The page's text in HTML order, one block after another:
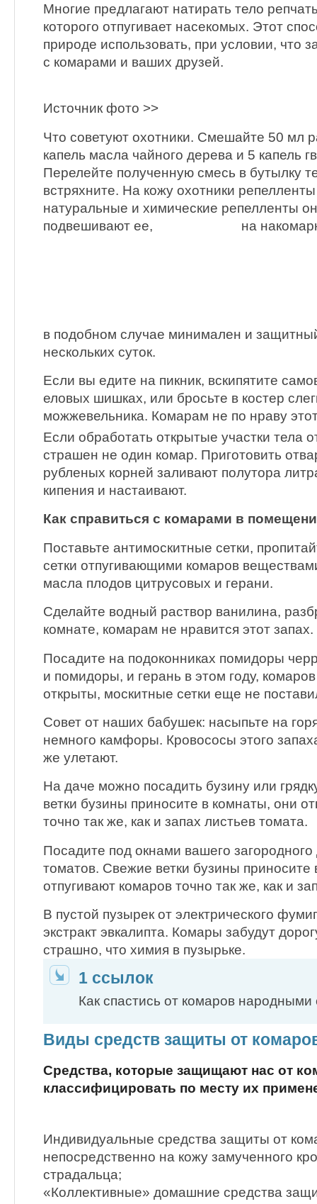
Многие предлагают натирать тело
которого отпугивает насекомых. Этот
природе использовать, при условии, что
с комарами и ваших друзей.
Источник фото >>
Что советуют охотники. Смешайте 50 мл
капель масла чайного дерева и 5 капель
Перелейте полученную смесь в бутылку
встряхните. На кожу охотники
натуральные и химические репелленты
подвешивают ее,
на
в подобном случае минимален и
нескольких суток.
Если вы едите на пикник, вскипятите
еловых шишках, или бросьте в костер
можжевельника. Комарам не по нраву
Если обработать открытые участки тела
страшен не один комар. Приготовить
рубленых корней заливают полутора
кипения и настаивают.
Как справиться с комарами в
Поставьте антимоскитные сетки,
сетки отпугивающими комаров
масла плодов цитрусовых и герани.
Сделайте водный раствор ванилина,
комнате, комарам не нравится этот запах.
Посадите на подоконниках помидоры
и помидоры, и герань в этом году,
открыты, москитные сетки еще не
Совет от наших бабушек: насыпьте на
немного камфоры. Кровососы этого
же улетают.
На даче можно посадить бузину или
ветки бузины приносите в комнаты, они
точно так же, как и запах листьев томата.
Посадите под окнами вашего
томатов. Свежие ветки бузины приносите
отпугивают комаров точно так же, как и
В пустой пузырек от электрического
экстракт эвкалипта. Комары забудут
страшно, что химия в пузырьке.
1 ссылок
Как спастись от комаров
Виды средств защиты от
Средства, которые защищают нас от
классифицировать по месту их
Индивидуальные средства защиты от
непосредственно на кожу замученного
страдальца;
«Коллективные» домашние средства